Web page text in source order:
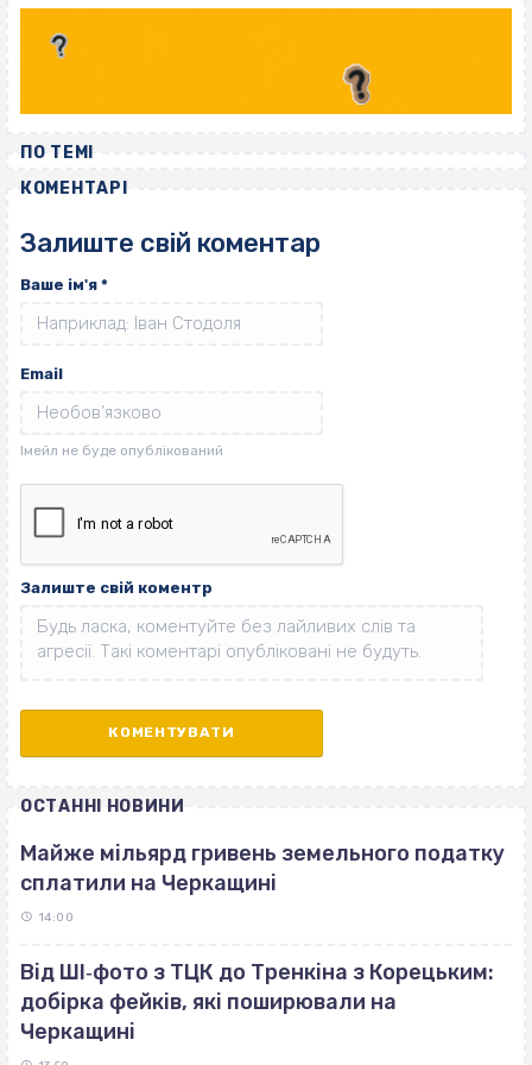
ПО ТЕМІ
КОМЕНТАРІ
Залиште свій коментар
Ваше ім'я *
Email
Залиште свій коментр
ОСТАННІ НОВИНИ
Майже мільярд гривень земельного податку
сплатили на Черкащині
14:00
Від ШІ‐фото з ТЦК до Тренкіна з Корецьким:
добірка фейків, які поширювали на
Черкащині